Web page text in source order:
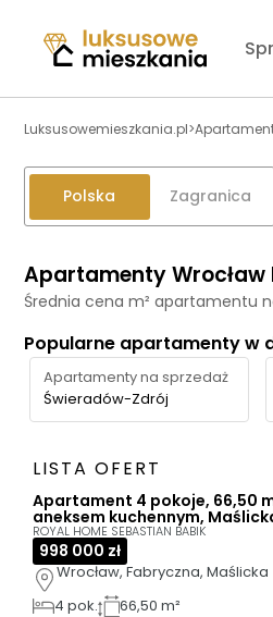
Luksusowemieszkania.pl>
Polska Zagranica
Apartamenty
Średnia cena m² apartamentu
Popularne apartamenty w
Apartamenty na sprzedaż
Świeradów-Zdrój
LISTA OFERT
Apartament 4 pokoje, 66,50
aneksem kuchennym,
ROYAL HOME SEBASTIAN BABIK
998 000 zł
Wrocław, Fabryczna, Maślicka
4 pok. 66,50 m²